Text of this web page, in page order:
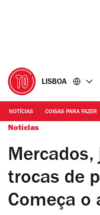
LISBOA
NOTÍCIAS COISAS PARA FAZER
Notícias
trocas de
Começa o